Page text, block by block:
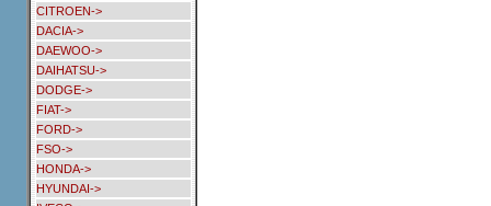
CITROEN->
DACIA->
DAEWOO->
DAIHATSU->
DODGE->
FIAT->
FORD->
FSO->
HONDA->
HYUNDAI->